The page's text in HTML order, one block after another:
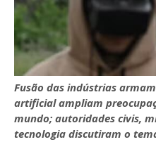
Fusão das indústrias
artificial ampliam
mundo; autoridades civis,
tecnologia discutiram o